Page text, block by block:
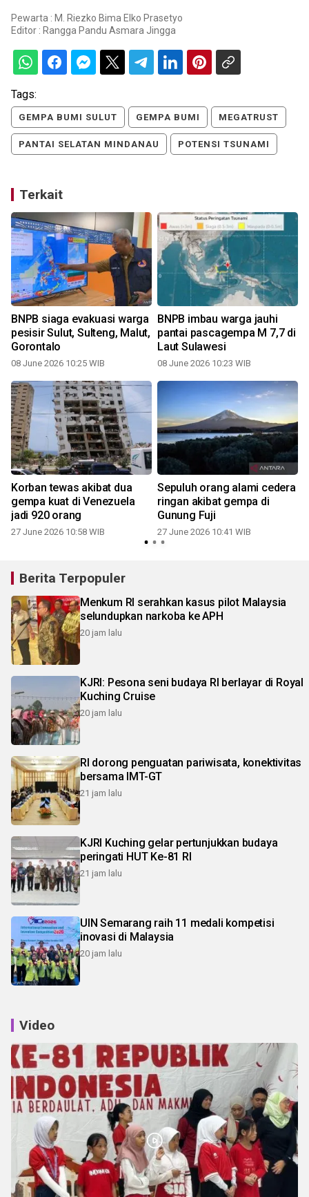
Pewarta : M. Riezko Bima Elko Prasetyo
Editor : Rangga Pandu Asmara Jingga
Tags:
GEMPA BUMI SULUT GEMPA BUMI MEGATRUST
PANTAI SELATAN MINDANAU POTENSI TSUNAMI
Terkait
BNPB siaga evakuasi warga
pesisir Sulut, Sulteng, Malut,
Gorontalo
08 June 2026 10:25 WIB
BNPB imbau warga jauhi
pantai pascagempa M 7,7 di
Laut Sulawesi
08 June 2026 10:23 WIB
Korban tewas akibat dua
gempa kuat di Venezuela
jadi 920 orang
27 June 2026 10:58 WIB
Sepuluh orang alami cedera
ringan akibat gempa di
Gunung Fuji
27 June 2026 10:41 WIB
Berita Terpopuler
Menkum RI serahkan kasus pilot Malaysia
selundupkan narkoba ke APH
20 jam lalu
KJRI: Pesona seni budaya RI berlayar di Royal
Kuching Cruise
20 jam lalu
RI dorong penguatan pariwisata, konektivitas
bersama IMT-GT
21 jam lalu
KJRI Kuching gelar pertunjukkan budaya
peringati HUT Ke-81 RI
21 jam lalu
UIN Semarang raih 11 medali kompetisi
inovasi di Malaysia
20 jam lalu
Video